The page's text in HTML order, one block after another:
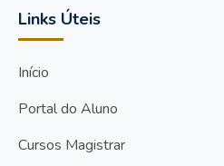
Links Úteis
Início
Portal do Aluno
Cursos Magistrar